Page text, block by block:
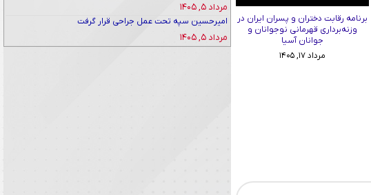
برنامه رقابت دختران و پسران ایران در
وزنه‌برداری قهرمانی نوجوانان و
جوانان آسیا
مرداد ۱۷, ۱۴۰۵
مرداد ۵, ۱۴۰۵
امیرحسین سپه تحت عمل جراحی قرار گرفت
مرداد ۵, ۱۴۰۵